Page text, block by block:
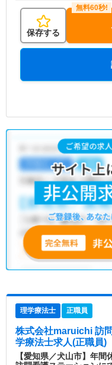
保存する
理学療法士 正職員
株式会社maruichi 訪
学療法士求人(正職員)
【愛知県／犬山市】年